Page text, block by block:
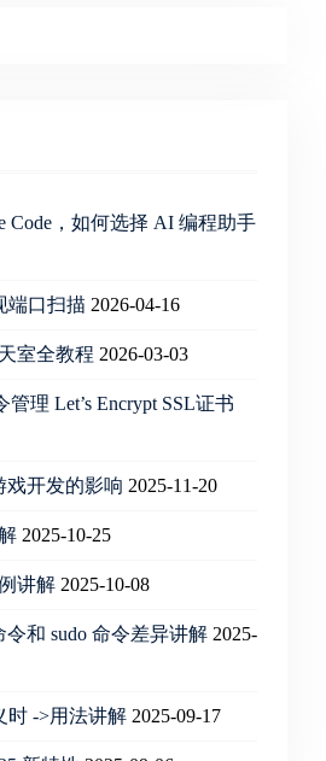
Code，如何选择 AI 编程助手
端口扫描 2026-04-16
室全教程 2026-03-03
管理 Let’s Encrypt SSL证书
戏开发的影响 2025-11-20
2025-10-25
讲解 2025-10-08
令和 sudo 命令差异讲解 2025-
时 ->用法讲解 2025-09-17